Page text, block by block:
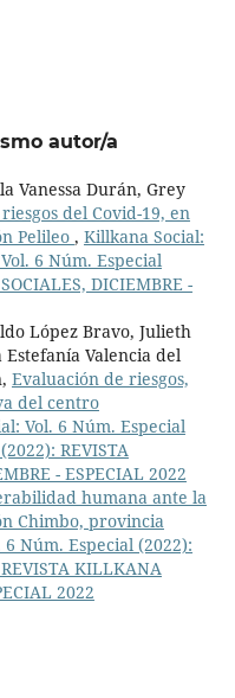
autor/a
Vanessa Durán, Grey
del Covid-19, en
Pelileo , Killkana Social:
6 Núm. Especial
DICIEMBRE -
López Bravo, Julieth
Valencia del
Evaluación de riesgos,
del centro
Vol. 6 Núm. Especial
REVISTA
- ESPECIAL 2022
humana ante la
Chimbo, provincia
Núm. Especial (2022):
KILLKANA
2022